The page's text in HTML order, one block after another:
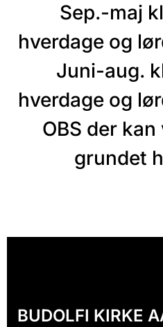
Sep.-maj
hverdage og
Juni-aug.
hverdage og
OBS der
grundet
BUDOLFI KIRKE